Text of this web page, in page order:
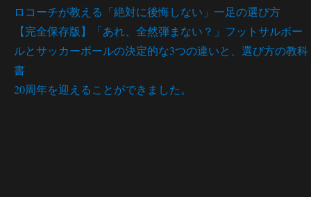
ロコーチが教える「絶対に後悔しない」一足の選び方
【完全保存版】「あれ、全然弾まない？」フットサルボー
ルとサッカーボールの決定的な3つの違いと、選び方の教科
書
20周年を迎えることができました。